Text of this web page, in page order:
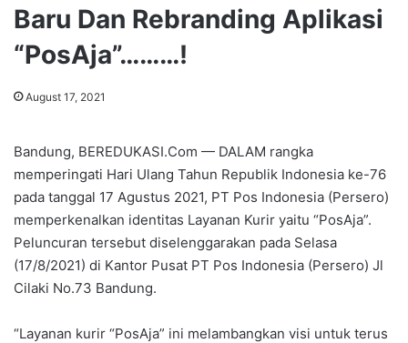
Baru Dan Rebranding Aplikasi
“PosAja”………!
August 17, 2021
Bandung, BEREDUKASI.Com — DALAM rangka
memperingati Hari Ulang Tahun Republik Indonesia ke-76
pada tanggal 17 Agustus 2021, PT Pos Indonesia (Persero)
memperkenalkan identitas Layanan Kurir yaitu “PosAja”.
Peluncuran tersebut diselenggarakan pada Selasa
(17/8/2021) di Kantor Pusat PT Pos Indonesia (Persero) Jl
Cilaki No.73 Bandung.
“Layanan kurir “PosAja” ini melambangkan visi untuk terus